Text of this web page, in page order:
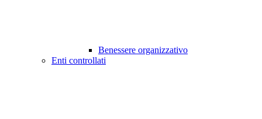
Benessere organizzativo
Enti controllati